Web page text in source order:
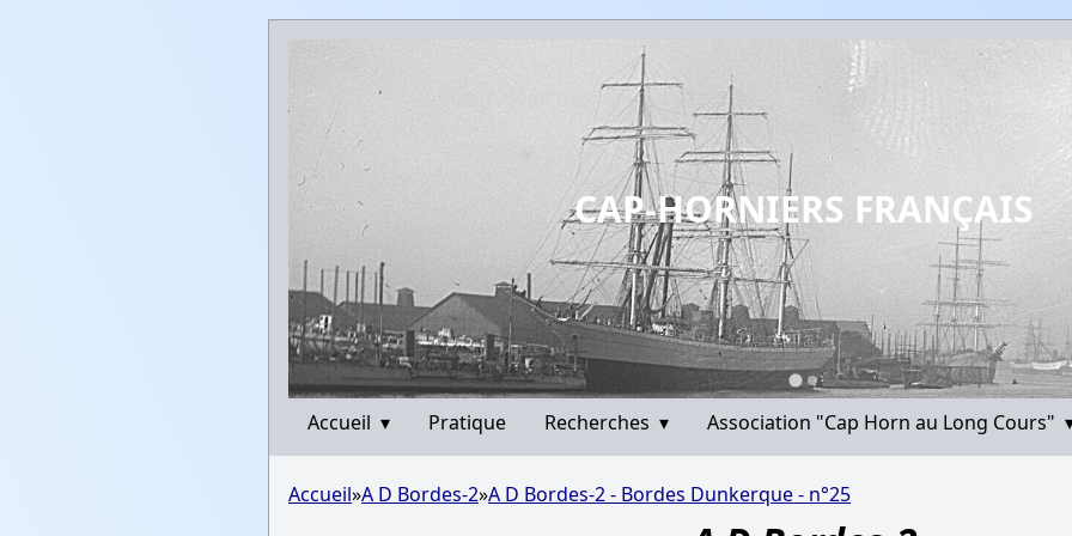
CAP-HORNIERS FRANÇAIS
Accueil ▾ Pratique Recherches ▾ Association "Cap Horn au Long Cours"
Accueil»A D Bordes-2»A D Bordes-2 - Bordes Dunkerque - n°25